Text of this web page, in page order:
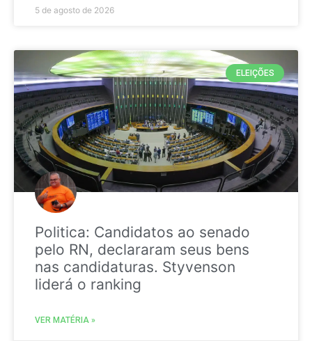
5 de agosto de 2026
ELEIÇÕES
Politica: Candidatos ao senado
pelo RN, declararam seus bens
nas candidaturas. Styvenson
liderá o ranking
VER MATÉRIA »